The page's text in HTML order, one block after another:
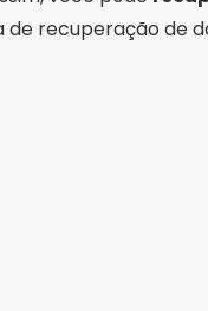
recuperação de